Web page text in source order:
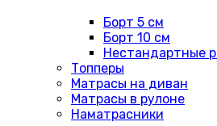
Борт 5 см
Борт 10 см
Нестандартные
Топперы
Матрасы на диван
Матрасы в рулоне
Наматрасники